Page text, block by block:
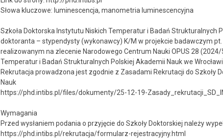
Słowa kluczowe: luminescencja, manometria luminescencyjna
Szkoła Doktorska Instytutu Niskich Temperatur i Badań Strukturalnych
doktoranta – stypendysty (wykonawcy) K/M w projekcie badawczym
realizowanym na zlecenie Narodowego Centrum Nauki OPUS 28
Temperatur i Badań Strukturalnych Polskiej Akademii Nauk we
Rekrutacja prowadzona jest zgodnie z Zasadami Rekrutacji do Szkoły
Nauk
https://phd.intibs.pl/files/dokumenty/25-12-19-
Wymagania
Przed wysłaniem podania o przyjęcie do Szkoły Doktorskiej należy
https://phd.intibs.pl/rekrutacja/formularz-rejestracyjny.html